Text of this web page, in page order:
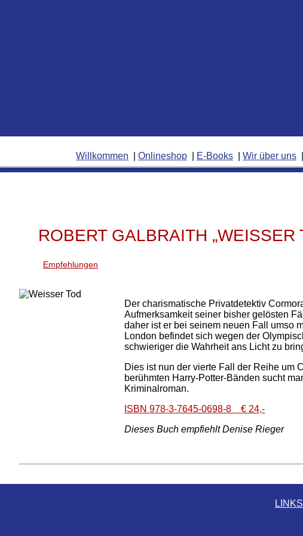
Willkommen Onlineshop E-Books Wir über uns
ROBERT GALBRAITH „WEISSER
Empfehlungen
Der charismatische Privatdetektiv
Aufmerksamkeit seiner bisher gelösten
daher ist er bei seinem neuen Fall umso
London befindet sich wegen der
schwieriger die Wahrheit ans Licht zu
Dies ist nun der vierte Fall der Reihe um
berühmten Harry-Potter-Bänden sucht
Kriminalroman.
ISBN 978-3-7645-0698-8 € 24,-
Dieses Buch empfiehlt Denise Rieger
LINKS